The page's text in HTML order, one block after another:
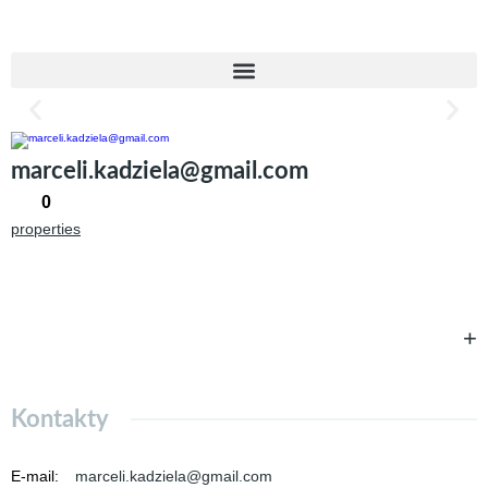
marceli.kadziela@gmail.com
0
properties
+
Kontakty
E-mail: marceli.kadziela@gmail.com